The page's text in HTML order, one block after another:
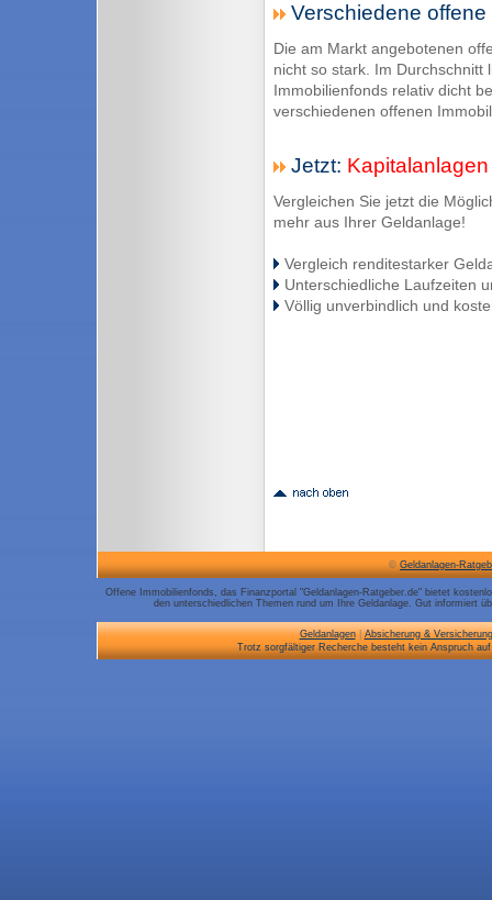
Verschiedene
Die am Markt angebotenen
nicht so stark. Im Durchschnitt
Immobilienfonds relativ dicht
verschiedenen offenen
Jetzt:
Vergleichen Sie jetzt die
mehr aus Ihrer Geldanlage!
Vergleich renditestarker
Unterschiedliche Laufzeiten
Völlig unverbindlich und
©Geldanlagen-
Offene Immobilienfonds, das Finanzportal "Geldanlagen-Ratgeber.de" bietet
den unterschiedlichen Themen rund um Ihre Geldanlage. Gut informiert
Geldanlagen|Absicherung &
Trotz sorgfältiger Recherche besteht kein Anspruch